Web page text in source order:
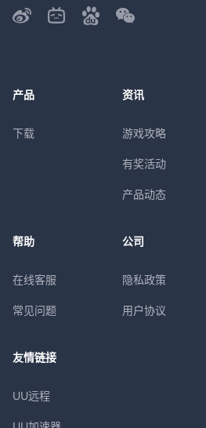
产品
下载
资讯
游戏攻略
有奖活动
产品动态
帮助
在线客服
常见问题
公司
隐私政策
用户协议
友情链接
UU远程